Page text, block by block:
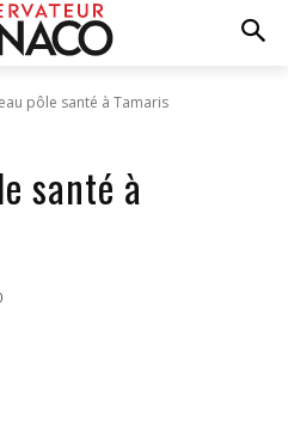
pôle santé à Tamaris
santé à